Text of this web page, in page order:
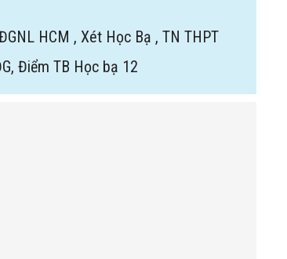
HCM , Xét Học Bạ , TN THPT
Điểm TB Học bạ 12